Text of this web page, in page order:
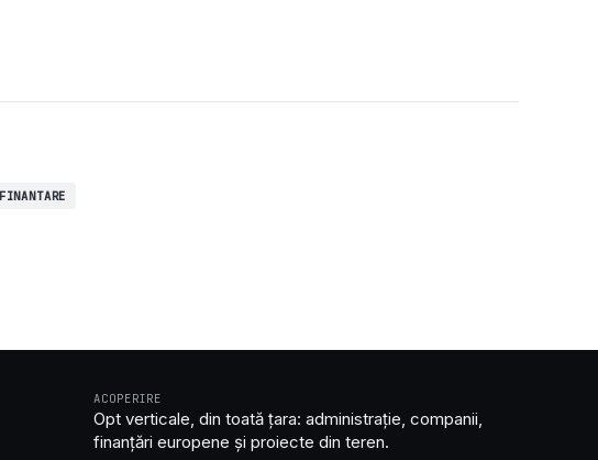
ACOPERIRE
Opt verticale, din toată țara: administrație, companii,
finanțări europene și proiecte din teren.